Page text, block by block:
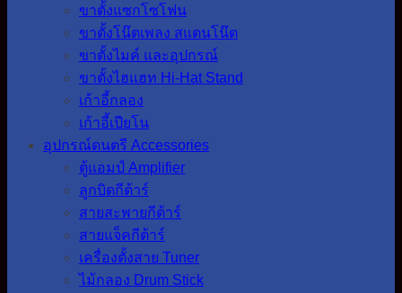
ขาตั้งแซกโซโฟน
ขาตั้งโน๊ตเพลง สแตนโน๊ต
ขาตั้งไมค์ และอุปกรณ์
ขาตั้งไฮแฮท Hi-Hat Stand
เก้าอี้กลอง
เก้าอี้เปียโน
อุปกรณ์ดนตรี Accessories
ตู้แอมป์ Amplifier
ลูกบิดกีต้าร์
สายสะพายกีต้าร์
สายแจ็คกีต้าร์
เครื่องตั้งสาย Tuner
ไม้กลอง Drum Stick